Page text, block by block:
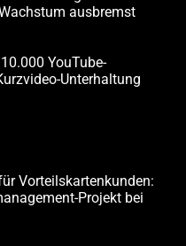
ausbremst
YouTube-
Unterhaltung
Vorteilskartenkunden:
Projekt bei